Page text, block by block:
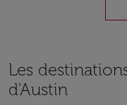
Les
d'Austin